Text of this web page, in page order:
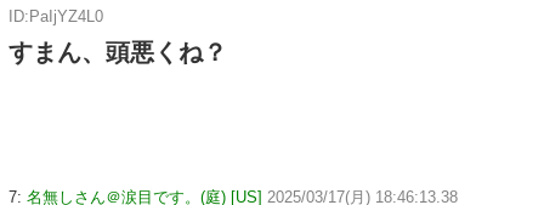
ID:PaIjYZ4L0
すまん、頭悪くね？
7: 名無しさん＠涙目です。(庭) [US] 2025/03/17(月) 18:46:13.38